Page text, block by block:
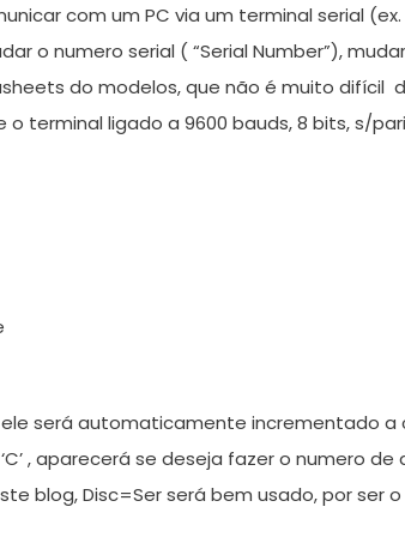
com um PC via um terminal serial
o numero serial ( “Serial Number”),
do modelos, que não é muito difícil
o terminal ligado a 9600 bauds, 8 bits, s/
será automaticamente incrementado
‘C’ , aparecerá se deseja fazer o numero
blog, Disc=Ser será bem usado, por